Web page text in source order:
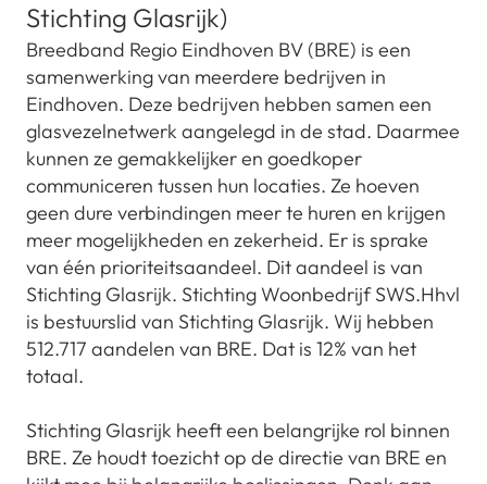
Stichting Glasrijk)
Breedband Regio Eindhoven BV (BRE) is een
samenwerking van meerdere bedrijven in
Eindhoven. Deze bedrijven hebben samen een
glasvezelnetwerk aangelegd in de stad. Daarmee
kunnen ze gemakkelijker en goedkoper
communiceren tussen hun locaties. Ze hoeven
geen dure verbindingen meer te huren en krijgen
meer mogelijkheden en zekerheid. Er is sprake
van één prioriteitsaandeel. Dit aandeel is van
Stichting Glasrijk. Stichting Woonbedrijf SWS.Hhvl
is bestuurslid van Stichting Glasrijk. Wij hebben
512.717 aandelen van BRE. Dat is 12% van het
totaal.
Stichting Glasrijk heeft een belangrijke rol binnen
BRE. Ze houdt toezicht op de directie van BRE en